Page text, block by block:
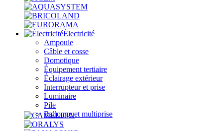
Électricité
Ampoule
Câble et cosse
Domotique
Équipement tertiaire
Éclairage extérieur
Interrupteur et prise
Luminaire
Pile
Rallonge et multiprise